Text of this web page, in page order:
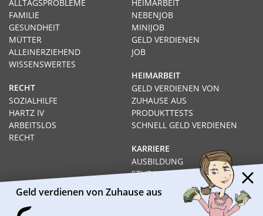
HEIMARBEIT
NEBENJOB
MINIJOB
GELD VERDIENEN
JOB
HEIMARBEIT
GELD VERDIENEN VON
ZUHAUSE AUS
PRODUKTTESTS
SCHNELL GELD VERDIENEN
KARRIERE
AUSBILDUNG
STUDIUM
GEHÄLTER
ALLTAGSPROBLEME
FAMILIE
GESUNDHEIT
MÜTTER
ALLEINERZIEHEND
WISSENSWERTES
RECHT
SOZIALHILFE
HARTZ IV
ARBEITSLOS
RECHT
Geld verdienen von Zuhause aus